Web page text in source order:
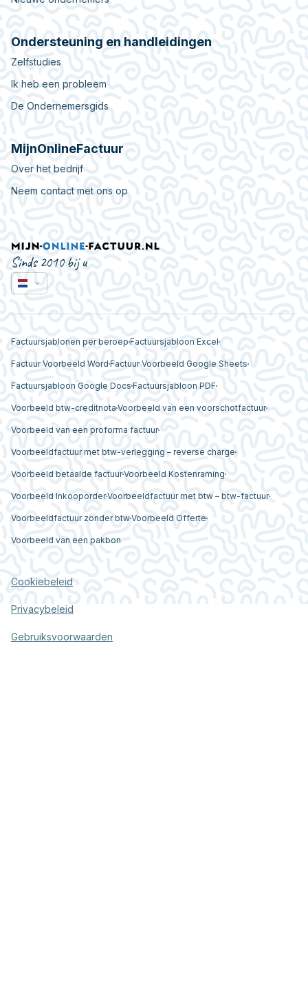
Ondersteuning en handleidingen
Zelfstudies
Ik heb een probleem
De Ondernemersgids
MijnOnlineFactuur
Over het bedrijf
Neem contact met ons op
Sinds 2010 bij u
Factuursjablonen per beroep Factuursjabloon Excel
Factuur Voorbeeld Word Factuur Voorbeeld Google Sheets
Factuursjabloon Google Docs Factuursjabloon PDF
Voorbeeld btw-creditnota Voorbeeld van een voorschotfactuur
Voorbeeld van een proforma factuur
Voorbeeldfactuur met btw-verlegging – reverse charge
Voorbeeld betaalde factuurVoorbeeld Kostenraming
Voorbeeld InkooporderVoorbeeldfactuur met btw – btw-factuur
Voorbeeldfactuur zonder btwVoorbeeld Offerte
Voorbeeld van een pakbon
Cookiebeleid
Privacybeleid
Gebruiksvoorwaarden